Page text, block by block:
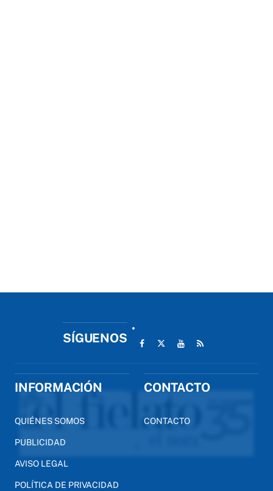
SÍGUENOS
INFORMACIÓN
QUIÉNES SOMOS
PUBLICIDAD
AVISO LEGAL
POLÍTICA DE PRIVACIDAD
CONTACTO
CONTACTO